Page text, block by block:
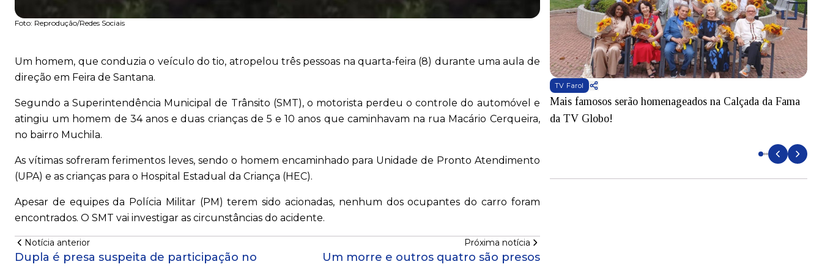
Foto: Reprodução/Redes Sociais
Um homem, que conduzia o veículo do tio, atropelou três pessoas na quarta-feira (8) durante uma aula de
direção em Feira de Santana.
Segundo a Superintendência Municipal de Trânsito (SMT), o motorista perdeu o controle do automóvel e
atingiu um homem de 34 anos e duas crianças de 5 e 10 anos que caminhavam na rua Macário Cerqueira,
no bairro Muchila.
As vítimas sofreram ferimentos leves, sendo o homem encaminhado para Unidade de Pronto Atendimento
(UPA) e as crianças para o Hospital Estadual da Criança (HEC).
Apesar de equipes da Polícia Militar (PM) terem sido acionadas, nenhum dos ocupantes do carro foram
encontrados. O SMT vai investigar as circunstâncias do acidente.
Notícia anterior
Dupla é presa suspeita de participação no
Próxima notícia
Um morre e outros quatro são presos
TV Farol
Mais famosos serão homenageados na Calçada da Fama
da TV Globo!